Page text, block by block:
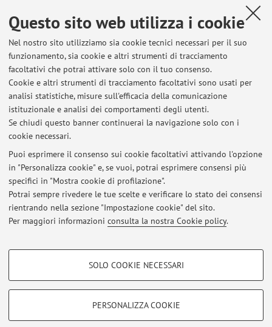
Questo sito web utilizza i cookie
Nel nostro sito utilizziamo sia cookie tecnici necessari per il suo
funzionamento, sia cookie e altri strumenti di tracciamento
facoltativi che potrai attivare solo con il tuo consenso.
Cookie e altri strumenti di tracciamento facoltativi sono usati per
analisi statistiche, misure sull'efficacia della comunicazione
istituzionale e analisi dei comportamenti degli utenti.
Se chiudi questo banner continuerai la navigazione solo con i
cookie necessari.
Puoi esprimere il consenso sui cookie facoltativi attivando l'opzione
in "Personalizza cookie" e, se vuoi, potrai esprimere consensi più
specifici in "Mostra cookie di profilazione".
Potrai sempre rivedere le tue scelte e verificare lo stato dei consensi
rientrando nella sezione "Impostazione cookie" del sito.
Per maggiori informazioni consulta la nostra Cookie policy.
COOKIE DI PROFILAZIONE - FACOLTATIVI
SOLO COOKIE NECESSARI
PERSONALIZZA COOKIE
Ehrlichia canis
eLeishmania infantumin cani da pastore.
7. Fauna selvatica. L'attiviyà di ricerca si è incentrata sul
ruolo degli animali selvatici come indicatori di antibiotico-
resistenza, mediante ricerca di geni di resistenza in
campioni biologici di diverse specie animali.
Ultimi avvisi
Appelli Sanità Pubblica Veterinaria
Pubblicato il: 09 febbraio 2016
Area riservata
Accedi tramiteloginper gestire tutti i contenuti del sito.